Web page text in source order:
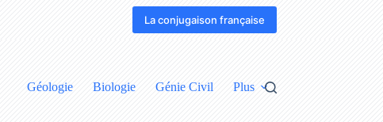
La conjugaison française
Géologie Biologie Génie Civil Plus